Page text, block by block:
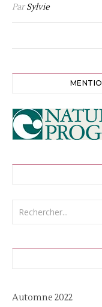
ParSylvie
Automne 2022